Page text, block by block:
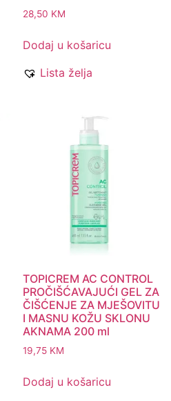
28,50 KM
Dodaj u košaricu
Lista želja
TOPICREM AC CONTROL
PROČIŠĆAVAJUĆI GEL ZA
ČIŠĆENJE ZA MJEŠOVITU
I MASNU KOŽU SKLONU
AKNAMA 200 ml
19,75 KM
Dodaj u košaricu